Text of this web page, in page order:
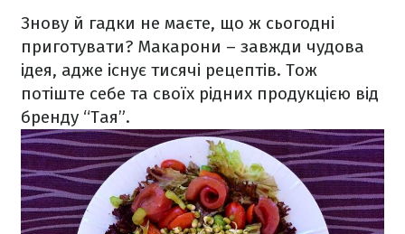
Знову й гадки не маєте, що ж сьогодні
приготувати? Макарони – завжди чудова
ідея, адже існує тисячі рецептів. Тож
потіште себе та своїх рідних продукцією від
бренду “Тая”.